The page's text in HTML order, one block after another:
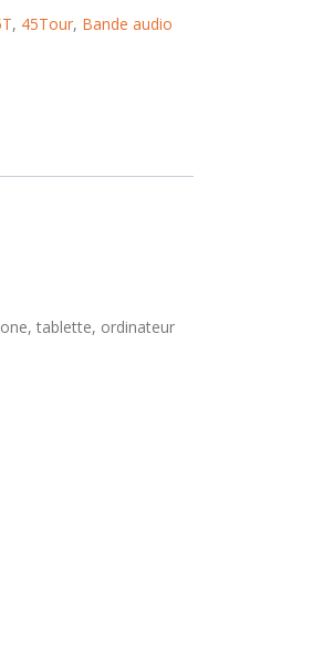
, 45Tour, Bande audio
tablette, ordinateur